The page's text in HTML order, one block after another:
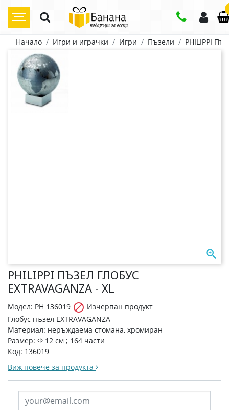
Начало Игри и играчки Игри Пъзели PHILIPPI

PHILIPPI ПЪЗЕЛ ГЛОБУС
EXTRAVAGANZA - XL
Модел: PH 136019  Изчерпан продукт
Глобус пъзел EXTRAVAGANZA
Материал: неръждаема стомана, хромиран
Размер: Ф 12 см ; 164 части
Код: 136019
Виж повече за продукта